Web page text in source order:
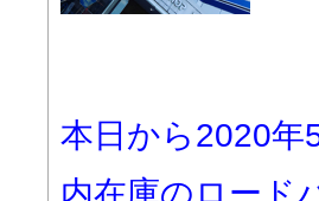
本日から2020年
内在庫のロード